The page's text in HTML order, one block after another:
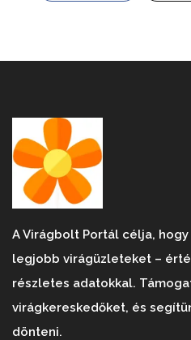
A Virágbolt Portál célja,
legjobb virágüzleteket –
részletes adatokkal.
virágkereskedőket, és
dönteni.